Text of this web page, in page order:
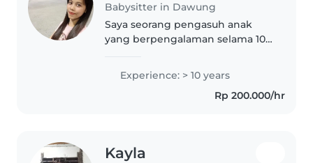
Babysitter in Dawung
Saya seorang pengasuh anak
yang berpengalaman selama 10
balita, dan anak pra-sekolah.
Saya memiliki anak sendiri, jadi
saya memahami peran orang tua
Experience: > 10 years
Rp 200.000/hr
Kayla